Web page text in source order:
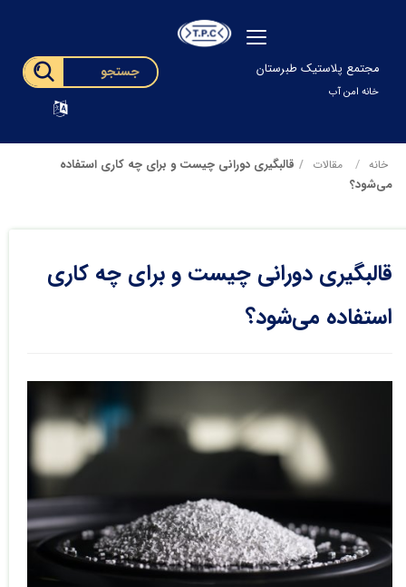
مجتمع پلاستیک طبرستان
خانه امن آب
خانه مقالات
قالبگیری دورانی چیست و برای چه کاری استفاده
می‌شود؟
قالبگیری دورانی چیست و برای چه کاری
استفاده می‌شود؟